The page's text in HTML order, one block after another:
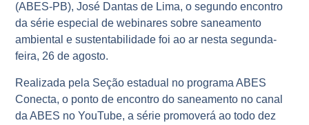
(ABES-PB), José Dantas de Lima, o segundo encontro
da série especial de webinares sobre saneamento
ambiental e sustentabilidade foi ao ar nesta segunda-
feira, 26 de agosto.
Realizada pela Seção estadual no programa ABES
Conecta, o ponto de encontro do saneamento no canal
da ABES no YouTube, a série promoverá ao todo dez